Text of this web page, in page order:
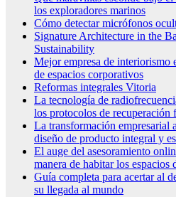
los exploradores marinos
Cómo detectar micrófonos
Signature Architecture in the
Sustainability
Mejor empresa de
de espacios corporativos
Reformas integrales Vitoria
La tecnología de
los protocolos de recuperación
La transformación empresarial
diseño de producto integral y
El auge del asesoramiento
manera de habitar los espacios
Guía completa para acertar al
su llegada al mundo